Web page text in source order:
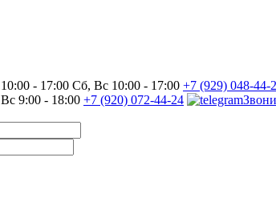
- 17:00 Сб, Вс 10:00 - 17:00 +7 (929) 048-44-
9:00 - 18:00 +7 (920) 072-44-24